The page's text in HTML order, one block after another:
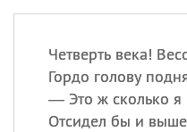
Четверть века!
Гордо голову
— Это ж сколько я
Отсидел бы и